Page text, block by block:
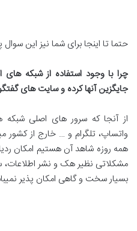
حتما تا اینجا برای شما نیز این
چرا با وجود استفاده از شبکه
جایگزین آنها کرده و سایت های
از آنجا که سرور های اصلی شبکه
واتساپ، تلگرام و … خارج از کشور
همه روزه شاهد آن هستیم امکان
مشکلاتی نظیر هک و نشر اطلاعات،
بسیار سخت و گاهی امکان پذیر